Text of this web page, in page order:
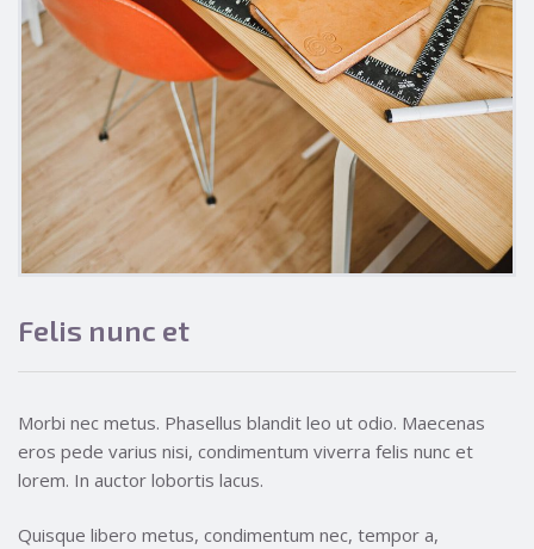
Felis nunc et
Morbi nec metus. Phasellus blandit leo ut odio. Maecenas
eros pede varius nisi, condimentum viverra felis nunc et
lorem. In auctor lobortis lacus.
Quisque libero metus, condimentum nec, tempor a,